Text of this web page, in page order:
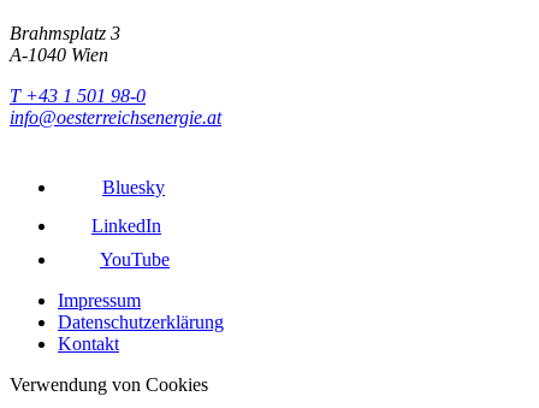
Brahmsplatz 3
A-1040 Wien
T +43 1 501 98-0
info@oesterreichsenergie.at
Bluesky
LinkedIn
YouTube
Impressum
Datenschutzerklärung
Kontakt
Verwendung von Cookies